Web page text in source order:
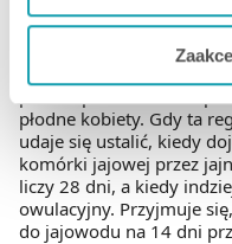
Jeżeli chcesz
niektóre dodatkowe
zbieranie danych o
preferowanych przez
zgodami”.
Możesz również kliknąć
będzie oznaczało, że
o dziecko
Pary, które starają się o
płodne kobiety. Gdy ta
udaje się ustalić, kiedy
komórki jajowej przez
liczy 28 dni, a kiedy
owulacyjny. Przyjmuje
do jajowodu na 14 dni